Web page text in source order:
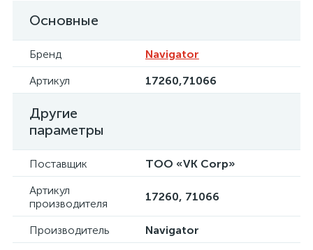
Основные
Бренд
Navigator
Артикул
17260,71066
Другие
параметры
Поставщик
ТОО «VK Corp»
Артикул
производителя
17260, 71066
Производитель Navigator